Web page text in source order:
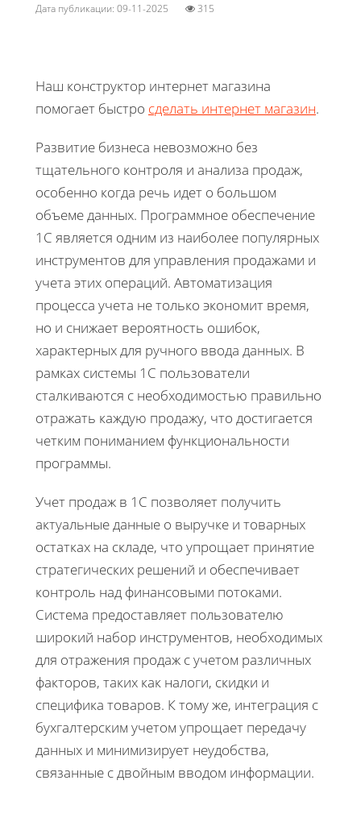
Дата публикации: 09-11-2025 315
Наш конструктор интернет магазина
помогает быстро сделать интернет магазин.
Развитие бизнеса невозможно без
тщательного контроля и анализа продаж,
особенно когда речь идет о большом
объеме данных. Программное обеспечение
1С является одним из наиболее популярных
инструментов для управления продажами и
учета этих операций. Автоматизация
процесса учета не только экономит время,
но и снижает вероятность ошибок,
характерных для ручного ввода данных. В
рамках системы 1С пользователи
сталкиваются с необходимостью правильно
отражать каждую продажу, что достигается
четким пониманием функциональности
программы.
Учет продаж в 1С позволяет получить
актуальные данные о выручке и товарных
остатках на складе, что упрощает принятие
стратегических решений и обеспечивает
контроль над финансовыми потоками.
Система предоставляет пользователю
широкий набор инструментов, необходимых
для отражения продаж с учетом различных
факторов, таких как налоги, скидки и
специфика товаров. К тому же, интеграция с
бухгалтерским учетом упрощает передачу
данных и минимизирует неудобства,
связанные с двойным вводом информации.